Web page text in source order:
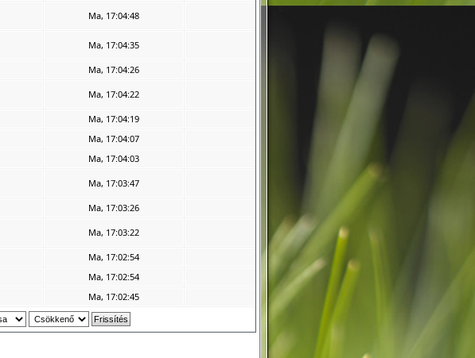
Ma, 17:04:48
Ma, 17:04:35
Ma, 17:04:26
Ma, 17:04:22
Ma, 17:04:19
Ma, 17:04:07
Ma, 17:04:03
Ma, 17:03:47
Ma, 17:03:26
Ma, 17:03:22
Ma, 17:02:54
Ma, 17:02:54
Ma, 17:02:45